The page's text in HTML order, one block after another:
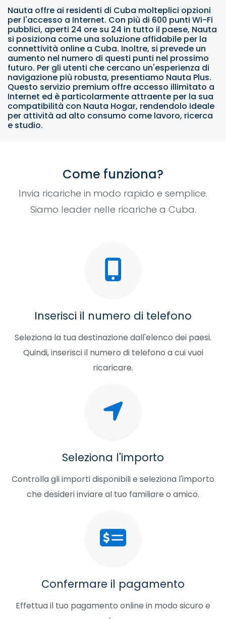
Nauta offre ai residenti di Cuba molteplici opzioni
per l'accesso a Internet. Con più di 600 punti Wi-Fi
pubblici, aperti 24 ore su 24 in tutto il paese, Nauta
si posiziona come una soluzione affidabile per la
connettività online a Cuba. Inoltre, si prevede un
aumento nel numero di questi punti nel prossimo
futuro. Per gli utenti che cercano un'esperienza di
navigazione più robusta, presentiamo Nauta Plus.
Questo servizio premium offre accesso illimitato a
Internet ed è particolarmente attraente per la sua
compatibilità con Nauta Hogar, rendendolo ideale
per attività ad alto consumo come lavoro, ricerca
e studio.
Come funziona?
Invia ricariche in modo rapido e semplice.
Siamo leader nelle ricariche a Cuba.
Inserisci il numero di telefono
Seleziona la tua destinazione dall'elenco dei paesi.
Quindi, inserisci il numero di telefono a cui vuoi
ricaricare.
Seleziona l'importo
Controlla gli importi disponibili e seleziona l'importo
che desideri inviare al tuo familiare o amico.
Confermare il pagamento
Effettua il tuo pagamento online in modo sicuro e